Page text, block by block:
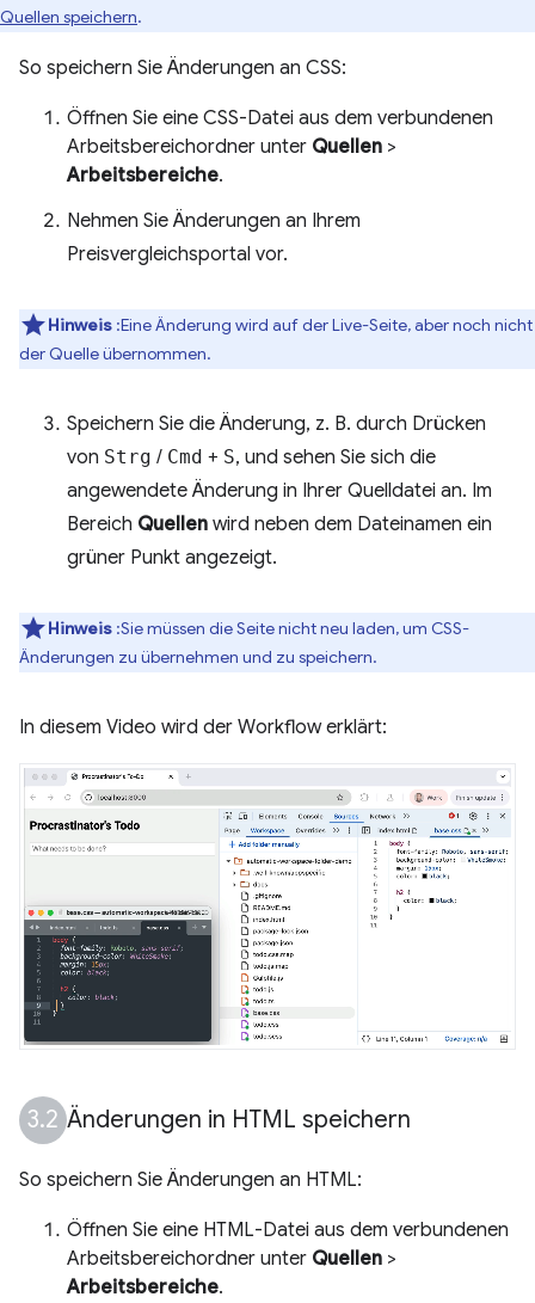
Quellen speichern.
So speichern Sie Änderungen an CSS:
Öffnen Sie eine CSS-Datei aus dem verbundenen
Arbeitsbereichordner unter Quellen >
Arbeitsbereiche.
Nehmen Sie Änderungen an Ihrem
Preisvergleichsportal vor.
Hinweis :Eine Änderung wird auf der Live-Seite, aber noch
der Quelle übernommen.
Speichern Sie die Änderung, z. B. durch Drücken
von Strg / Cmd + S, und sehen Sie sich die
angewendete Änderung in Ihrer Quelldatei an. Im
Bereich Quellen wird neben dem Dateinamen ein
grüner Punkt angezeigt.
Hinweis :Sie müssen die Seite nicht neu laden, um CSS-
Änderungen zu übernehmen und zu speichern.
In diesem Video wird der Workflow erklärt:
Änderungen in HTML speichern
So speichern Sie Änderungen an HTML:
Öffnen Sie eine HTML-Datei aus dem verbundenen
Arbeitsbereichordner unter Quellen >
Arbeitsbereiche.